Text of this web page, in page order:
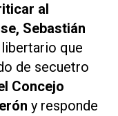
al
Sebastián
libertario que
de secuetro
Concejo
y responde